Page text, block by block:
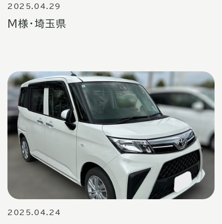
M様・埼玉県
2025.04.29
2025.04.24